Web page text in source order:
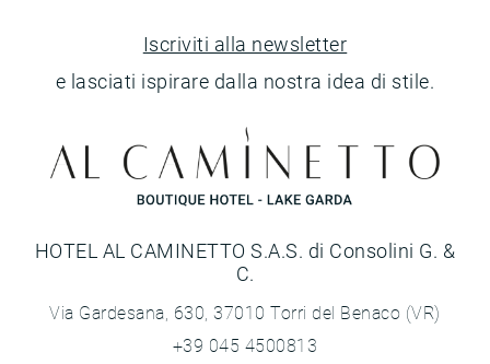
Iscriviti alla newsletter
e lasciati ispirare dalla nostra idea di stile.
HOTEL AL CAMINETTO S.A.S. di Consolini G. &
C.
Via Gardesana, 630, 37010 Torri del Benaco (VR)
+39 045 4500813